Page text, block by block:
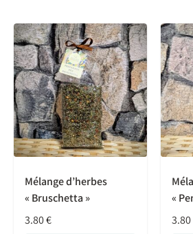
Mélange d’herbes
« Bruschetta »
3.80€
«
3.80